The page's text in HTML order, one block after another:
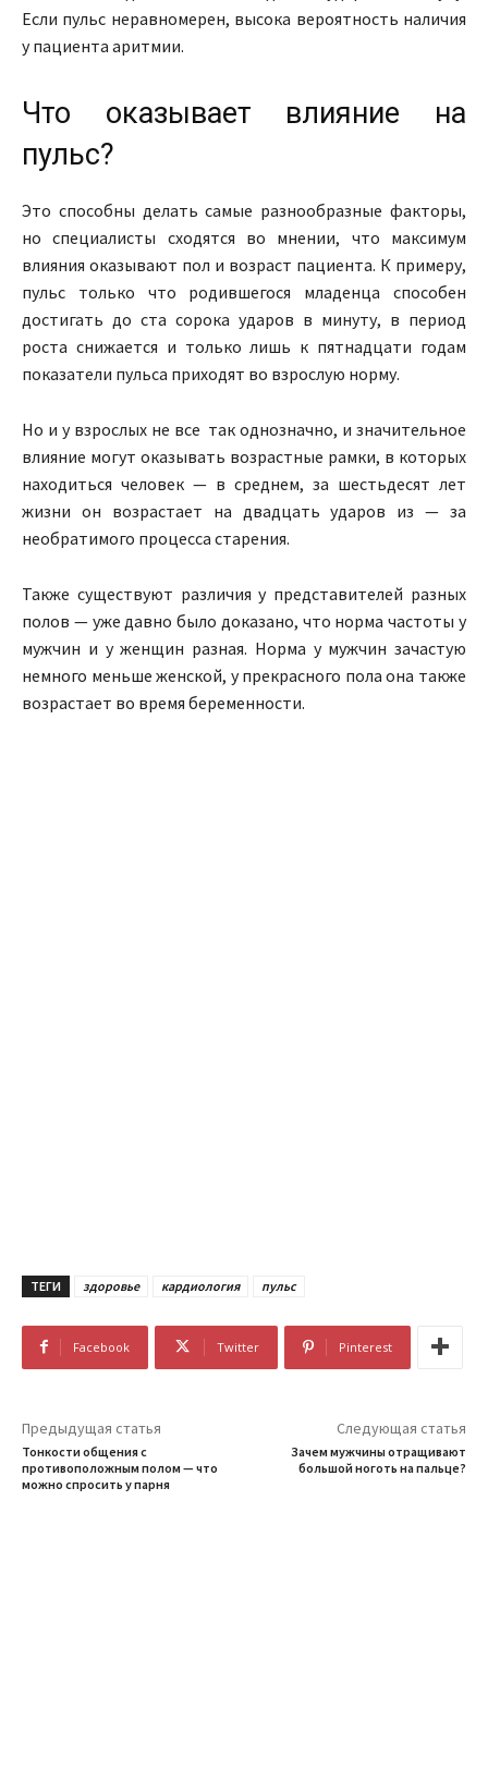
Если пульс неравномерен, высока вероятность наличия
у пациента аритмии.
Что оказывает влияние на
пульс?
Это способны делать самые разнообразные факторы,
но специалисты сходятся во мнении, что максимум
влияния оказывают пол и возраст пациента. К примеру,
пульс только что родившегося младенца способен
достигать до ста сорока ударов в минуту, в период
роста снижается и только лишь к пятнадцати годам
показатели пульса приходят во взрослую норму.
Но и у взрослых не все так однозначно, и значительное
влияние могут оказывать возрастные рамки, в которых
находиться человек — в среднем, за шестьдесят лет
жизни он возрастает на двадцать ударов из — за
необратимого процесса старения.
Также существуют различия у представителей разных
полов — уже давно было доказано, что норма частоты у
мужчин и у женщин разная. Норма у мужчин зачастую
немного меньше женской, у прекрасного пола она также
возрастает во время беременности.
ТЕГИ здоровье кардиология пульс
Facebook Twitter Pinterest
Предыдущая статья
Тонкости общения с
противоположным полом — что
можно спросить у парня
Следующая статья
Зачем мужчины отращивают
большой ноготь на пальце?